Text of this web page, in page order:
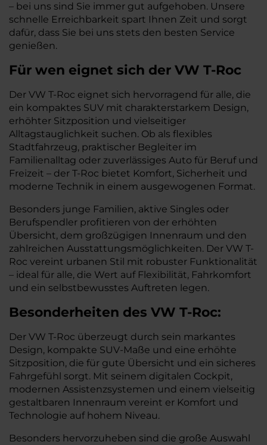
– bei uns sind Sie immer gut aufgehoben. Unsere
schnelle Erreichbarkeit spart Ihnen Zeit und sorgt
dafür, dass Sie bei uns stets den besten Service
genießen.
Für wen eignet sich der VW T-Roc
Der VW T-Roc eignet sich hervorragend für alle, die
ein kompaktes SUV mit charakterstarkem Design,
erhöhter Sitzposition und vielseitiger
Alltagstauglichkeit suchen. Ob als flexibles
Stadtfahrzeug, praktischer Begleiter im
Familienalltag oder zuverlässiges Auto für Beruf und
Freizeit – der T-Roc bietet Komfort, Sicherheit und
moderne Technik in einem ausgewogenen Format.
Besonders junge Familien, aktive Singles oder
Berufspendler profitieren von der erhöhten
Übersicht, dem großzügigen Innenraum und den
zahlreichen Ausstattungsmöglichkeiten. Der VW T-
Roc vereint urbanen Stil mit robuster Funktionalität
– ideal für alle, die Wert auf Flexibilität, Fahrkomfort
und ein selbstbewusstes Auftreten legen.
Besonderheiten des VW T-Roc:
Der VW T-Roc überzeugt durch sein markantes
Design, kompakte SUV-Maße und eine erhöhte
Sitzposition, die für gute Übersicht und ein sicheres
Fahrgefühl sorgt. Mit seinem digitalen Cockpit,
modernen Assistenzsystemen und einem vielseitig
gestaltbaren Innenraum vereint er Komfort und
Technologie auf hohem Niveau.
Besonders hervorzuheben sind die große Auswahl